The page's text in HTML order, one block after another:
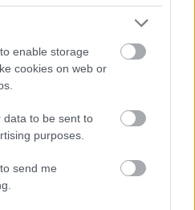
enable storage
cookies on web or
data to be sent to
purposes.
send me
természete modern sodrú
nyersen és
ki, hogy az ilyen élet nem
komédiája ifjú
készülünk az
Az átirat szerzője, Borisz